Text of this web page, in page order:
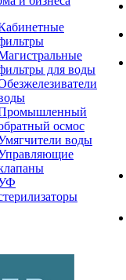
для воды
осмос
воды